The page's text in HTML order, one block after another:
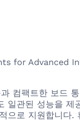
for Advanced
컴팩트한 보드
관된 성능을
로 지원합니다